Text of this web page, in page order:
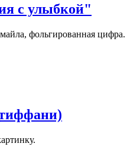
с улыбкой"
фольгированная цифра.